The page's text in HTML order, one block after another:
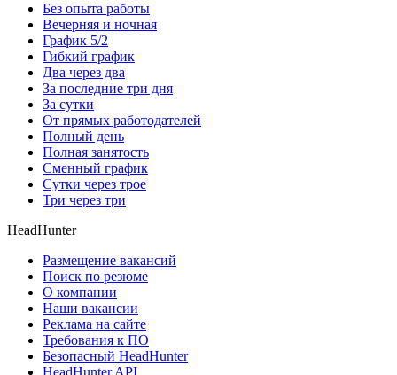
Без опыта работы
Вечерняя и ночная
График 5/2
Гибкий график
Два через два
За последние три дня
За сутки
От прямых работодателей
Полный день
Полная занятость
Сменный график
Сутки через трое
Три через три
HeadHunter
Размещение вакансий
Поиск по резюме
О компании
Наши вакансии
Реклама на сайте
Требования к ПО
Безопасный HeadHunter
HeadHunter API